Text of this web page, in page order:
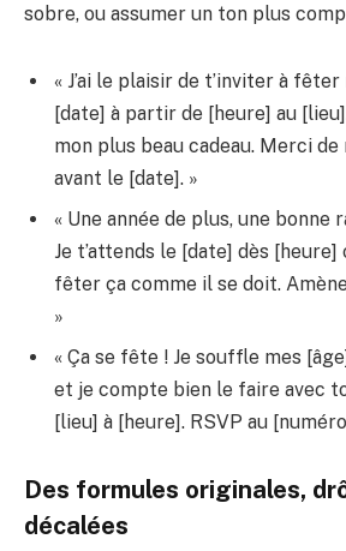
sobre, ou assumer un ton plus
« J’ai le plaisir de t’inviter à
[date] à partir de [heure] au
mon plus beau cadeau. Merci
avant le [date]. »
« Une année de plus, une bonne
Je t’attends le [date] dès
fêter ça comme il se doit.
»
« Ça se fête ! Je souffle mes
et je compte bien le faire avec
[lieu] à [heure]. RSVP au
Des formules originales,
décalées